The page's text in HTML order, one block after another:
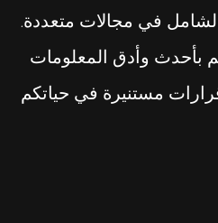
في مجالات متعددة.
بأحدث وأدق المعلومات
قرارات مستنيرة في حياتكم